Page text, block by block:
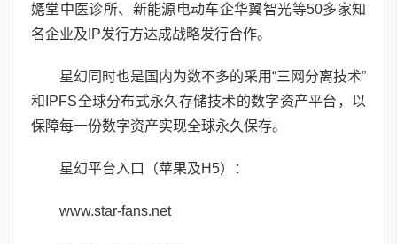
嫕堂中医诊所、新能源电动车企华翼智光等50多家知
名企业及IP发行方达成战略发行合作。
星幻同时也是国内为数不多的采用“三网分离技术”
和IPFS全球分布式永久存储技术的数字资产平台，以
保障每一份数字资产实现全球永久保存。
星幻平台入口（苹果及H5）：
www.star-fans.net